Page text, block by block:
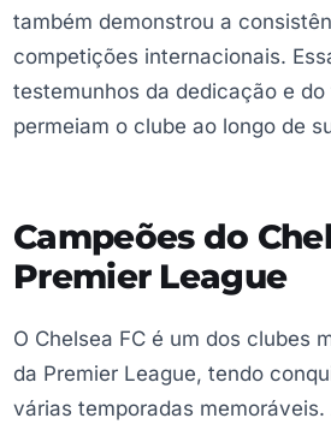
também demonstrou a
competições internacionais.
testemunhos da dedicação e
permeiam o clube ao longo de
Campeões do
Premier League
O Chelsea FC é um dos clubes
da Premier League, tendo
várias temporadas